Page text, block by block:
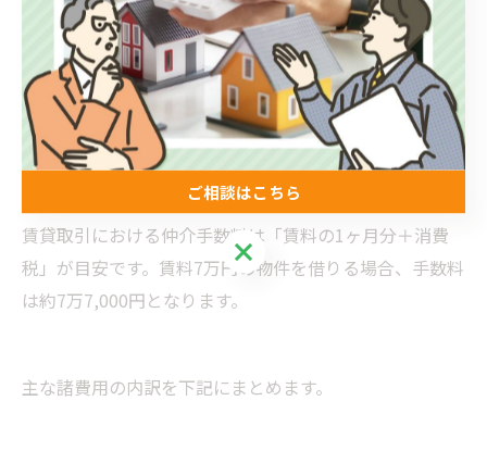
売買では、「（物件価格×3％＋6万円）×消費税」が上
限とされています。例えば3,000万円の一戸建てでは、手
数料は約105万6,000円となります。
賃貸取引における仲介手数料は「賃料の1ヶ月分＋消費
税」が目安です。賃料7万円の物件を借りる場合、手数料
は約7万7,000円となります。
主な諸費用の内訳を下記にまとめます。
ご相談はこちら
ご相談はこちら